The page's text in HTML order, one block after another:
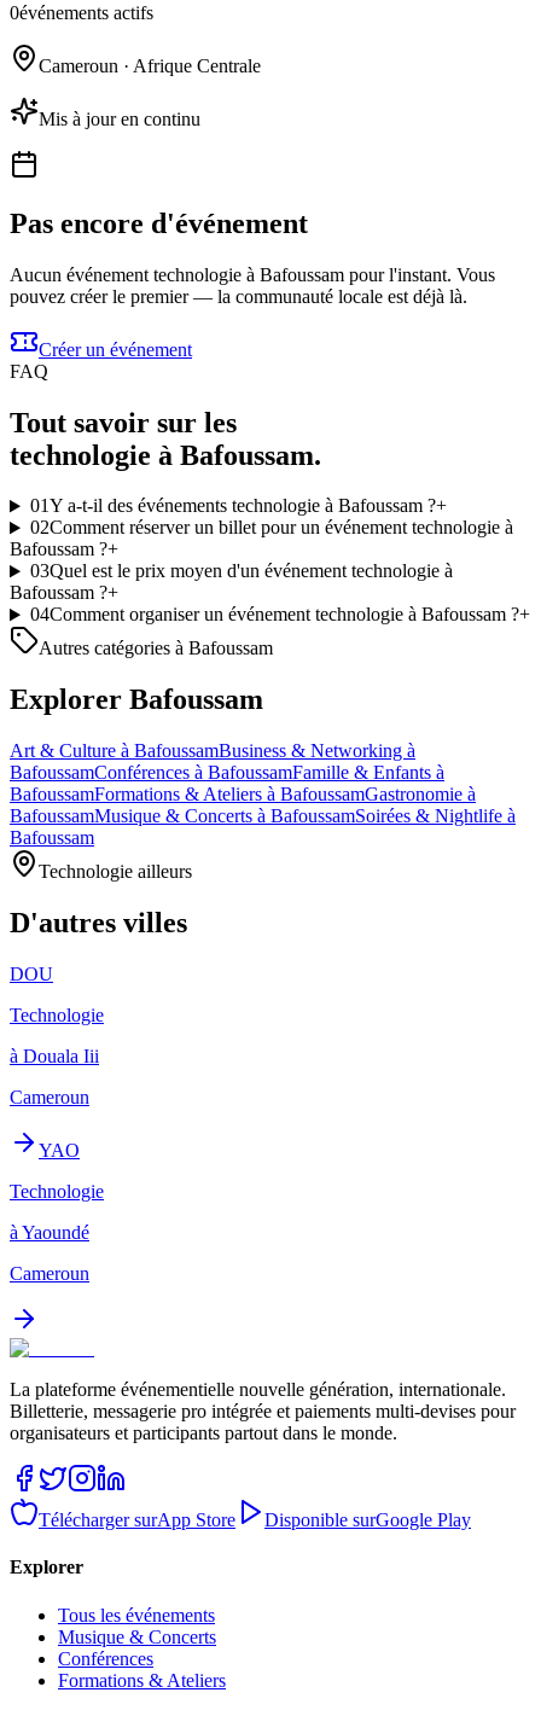
0événements actifs
Cameroun · Afrique Centrale
Mis à jour en continu
Pas encore d'événement
Aucun événement technologie à Bafoussam pour l'instant. Vous
pouvez créer le premier — la communauté locale est déjà là.
Créer un événement
FAQ
Tout savoir sur les
technologie à Bafoussam.
01Y a-t-il des événements technologie à Bafoussam ?+
02Comment réserver un billet pour un événement technologie à
Bafoussam ?+
03Quel est le prix moyen d'un événement technologie à
Bafoussam ?+
04Comment organiser un événement technologie à Bafoussam ?+
Autres catégories à Bafoussam
Explorer Bafoussam
Art & Culture à BafoussamBusiness & Networking à
BafoussamConférences à BafoussamFamille & Enfants à
BafoussamFormations & Ateliers à BafoussamGastronomie à
BafoussamMusique & Concerts à BafoussamSoirées & Nightlife à
Bafoussam
Technologie ailleurs
D'autres villes
DOU
Technologie
à Douala Iii
Cameroun
YAO
Technologie
à Yaoundé
Cameroun
La plateforme événementielle nouvelle génération, internationale.
Billetterie, messagerie pro intégrée et paiements multi-devises pour
organisateurs et participants partout dans le monde.
Télécharger surApp Store Disponible surGoogle Play
Explorer
Tous les événements
Musique & Concerts
Conférences
Formations & Ateliers